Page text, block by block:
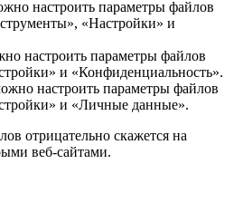
настроить параметры файлов
«Настройки» и
настроить параметры файлов
и «Конфиденциальность».
настроить параметры файлов
и «Личные данные».
отрицательно скажется на
веб-сайтами.